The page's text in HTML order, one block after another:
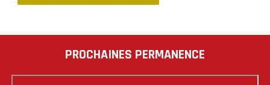
PROCHAINES PERMANENCE